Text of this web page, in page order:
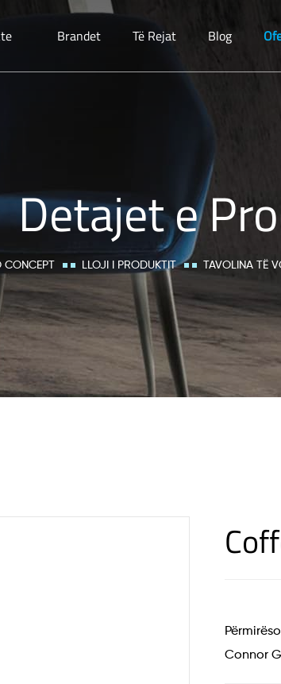
Brandet Të Rejat Blog
Detajet e
CONCEPT LLOJI I PRODUKTIT TAVOLINA TË
Connor